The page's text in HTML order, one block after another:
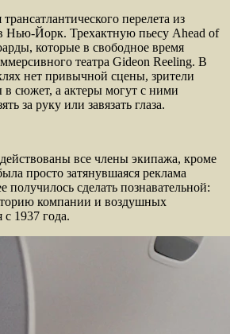
перелета из
Нью-Йорк. Трехактную пьесу Ahead of
которые в свободное время
театра Gideon Reeling. В
нет привычной сцены, зрители
сюжет, а актеры могут с ними
за руку или завязать глаза.
все члены экипажа, кроме
просто затянувшаяся реклама
получилось сделать познавательной:
компании и воздушных
1937 года.